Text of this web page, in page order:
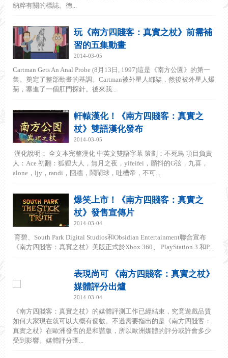
納粹有關的標誌。德...
玩《南方四賤客：真實之杖》前需補
習的五集動畫
2014-03-05
Cartman Gets An Anal Probe (8月13日, 1997)這是《南方公園》的第一
集。奠定了整部動畫的基調。Cartman被外星人綁架，然後被外星人爆
菊，塞進了一個肛門探針。後來我...
軒轅漢化！《南方四賤客：真實之
杖》雙語漢化發布
2014-03-05
漢化說明： 全文本完整漢化 中英文雙語字幕 策劃：不死鳥 項目負責
人：Ace 初翻：狐狸大人，無月之夜，yifeifei，顫抖的G弦，九喜，
alone，ljy，randi，囧牆，鬧鬧球，吐槽帝，不可...
爆笑上市！《南方四賤客：真實之
杖》發售宣傳片
2014-03-04
育碧、South Park Digital Studios和Obsidian Entertainment聯合宣布
《南方四賤客：真實之杖》美版正式於Xbox 360、 PlayStation 3 和P...
表現尚可 《南方四賤客：真實之杖》
媒體評分出爐
2014-03-04
《南方四賤客：真實之杖》的媒體評測工作已經結束，究竟遊戲品質
如何大家現在就可以大概有個數。不過需要指出的是《南方四賤客：
真實之杖》在歐洲發售的是和諧版，所以歐洲媒體的評分或許會多少
受到影響。媒體評分匯...